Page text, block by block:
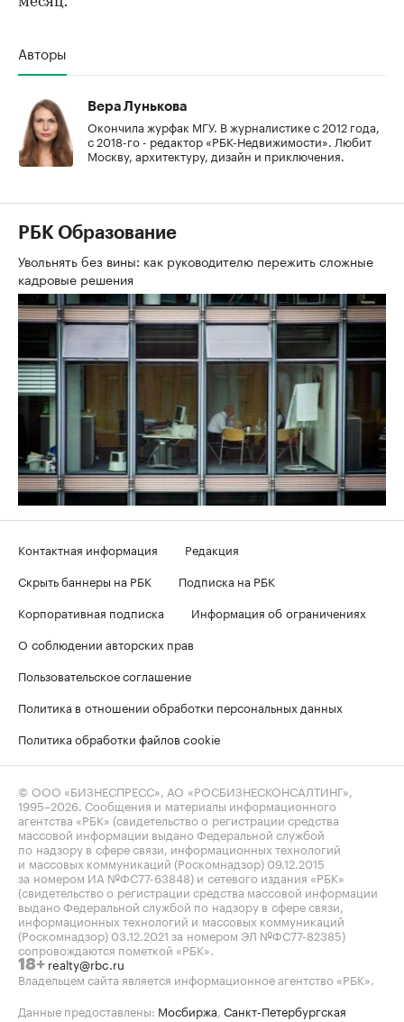
Авторы
Вера Лунькова
Окончила журфак МГУ. В журналистике с 2012 года,
с 2018-го - редактор «РБК-Недвижимости». Любит
Москву, архитектуру, дизайн и приключения.
РБК Образование
Увольнять без вины: как руководителю пережить сложные
кадровые решения
Контактная информация
Редакция
Скрыть баннеры на РБК
Подписка на РБК
Корпоративная подписка
Информация об ограничениях
О соблюдении авторских прав
Пользовательское соглашение
Политика в отношении обработки персональных данных
Политика обработки файлов cookie
© ООО «БИЗНЕСПРЕСС», АО «РОСБИЗНЕСКОНСАЛТИНГ»,
1995–2026 . Сообщения и материалы информационного
агентства «РБК» (свидетельство о регистрации средства
массовой информации выдано Федеральной службой
по надзору в сфере связи, информационных технологий
и массовых коммуникаций (Роскомнадзор) 09.12.2015
за номером ИА №ФС77-63848) и сетевого издания «РБК»
(свидетельство о регистрации средства массовой информации
выдано Федеральной службой по надзору в сфере связи,
информационных технологий и массовых коммуникаций
(Роскомнадзор) 03.12.2021 за номером ЭЛ №ФС77-82385)
сопровождаются пометкой «РБК».
18+ realty@rbc.ru
Владельцем сайта является информационное агентство «РБК».
Данные предоставлены: Мосбиржа Санкт-Петербургская